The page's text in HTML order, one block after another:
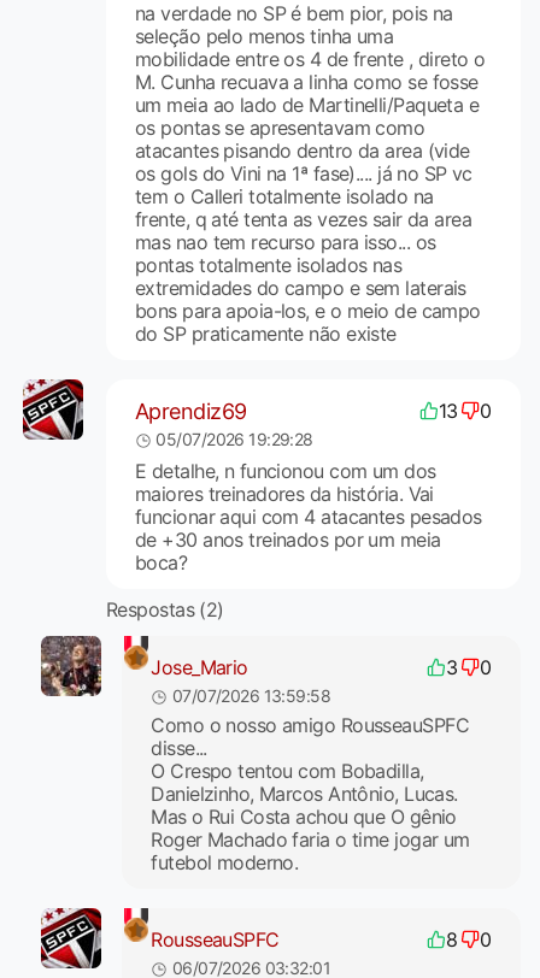
na verdade no SP é bem pior, pois na
seleção pelo menos tinha uma
mobilidade entre os 4 de frente , direto o
M. Cunha recuava a linha como se fosse
um meia ao lado de Martinelli/Paqueta e
os pontas se apresentavam como
atacantes pisando dentro da area (vide
os gols do Vini na 1ª fase).... já no SP vc
tem o Calleri totalmente isolado na
frente, q até tenta as vezes sair da area
mas nao tem recurso para isso... os
pontas totalmente isolados nas
extremidades do campo e sem laterais
bons para apoia-los, e o meio de campo
do SP praticamente não existe
Aprendiz69 13 0
05/07/2026 19:29:28
E detalhe, n funcionou com um dos
maiores treinadores da história. Vai
funcionar aqui com 4 atacantes pesados
de +30 anos treinados por um meia
boca?
Respostas (2)
Jose_Mario 3 0
07/07/2026 13:59:58
Como o nosso amigo RousseauSPFC
disse...
O Crespo tentou com Bobadilla,
Danielzinho, Marcos Antônio, Lucas.
Mas o Rui Costa achou que O gênio
Roger Machado faria o time jogar um
futebol moderno.
RousseauSPFC 8 0
06/07/2026 03:32:01